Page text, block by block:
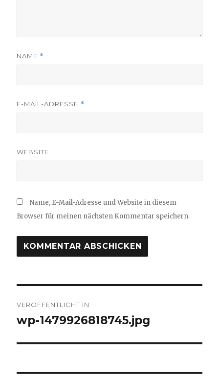
NAME *
E-MAIL-ADRESSE *
WEBSITE
Name, E-Mail-Adresse und Website in diesem
Browser für meinen nächsten Kommentar speichern.
VERÖFFENTLICHT IN
wp-1479926818745.jpg